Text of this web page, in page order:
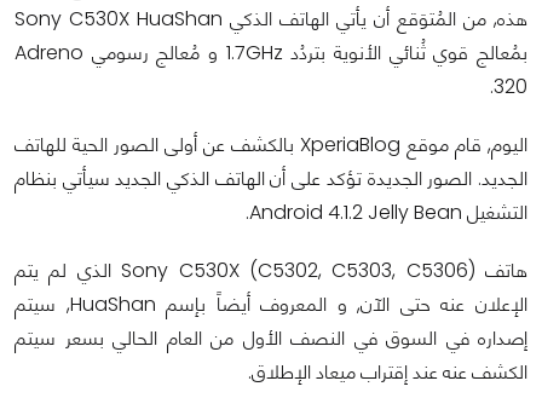
هذه, من المُتوَقع أن يأتي الهاتف الذكي Sony C530X HuaShan
بمُعالج قوي ثُنائي الأنوية بتردُد 1.7GHz و مُعالج رسومي Adreno
320.
اليوم, قام موقع XperiaBlog بالكشف عن أولى الصور الحية للهاتف
الجديد. الصور الجديدة تؤكد على أن الهاتف الذكي الجديد سيأتي بنظام
التشغيل Android 4.1.2 Jelly Bean.
هاتف (Sony C530X (C5302, C5303, C5306 الذي لم يتم
الإعلان عنه حتى الآن, و المعروف أيضاً بإسم HuaShan, سيتم
إصداره في السوق في النصف الأول من العام الحالي بسعر سيتم
الكشف عنه عند إقتراب ميعاد الإطلاق.